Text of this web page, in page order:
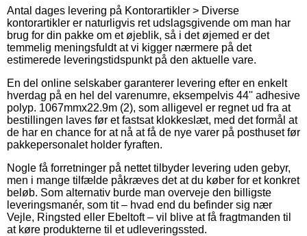
Antal dages levering på Kontorartikler > Diverse
kontorartikler er naturligvis ret udslagsgivende om man har
brug for din pakke om et øjeblik, så i det øjemed er det
temmelig meningsfuldt at vi kigger nærmere på det
estimerede leveringstidspunkt på den aktuelle vare.
En del online selskaber garanterer levering efter en enkelt
hverdag på en hel del varenumre, eksempelvis 44'' adhesive
polyp. 1067mmx22.9m (2), som alligevel er regnet ud fra at
bestillingen laves før et fastsat klokkeslæt, med det formål at
de har en chance for at nå at få de nye varer på posthuset før
pakkepersonalet holder fyraften.
Nogle få forretninger på nettet tilbyder levering uden gebyr,
men i mange tilfælde påkræves det at du køber for et konkret
beløb. Som alternativ burde man overveje den billigste
leveringsmanér, som tit – hvad end du befinder sig nær
Vejle, Ringsted eller Ebeltoft – vil blive at få fragtmanden til
at køre produkterne til et udleveringssted.